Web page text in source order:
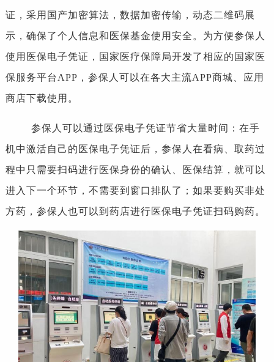
证，采用国产加密算法，数据加密传输，动态二维码展
示，确保了个人信息和医保基金使用安全。为方便参保人
使用医保电子凭证，国家医疗保障局开发了相应的国家医
保服务平台APP，参保人可以在各大主流APP商城、应用
商店下载使用。
参保人可以通过医保电子凭证节省大量时间：在手
机中激活自己的医保电子凭证后，参保人在看病、取药过
程中只需要扫码进行医保身份的确认、医保结算，就可以
进入下一个环节，不需要到窗口排队了；如果要购买非处
方药，参保人也可以到药店进行医保电子凭证扫码购药。